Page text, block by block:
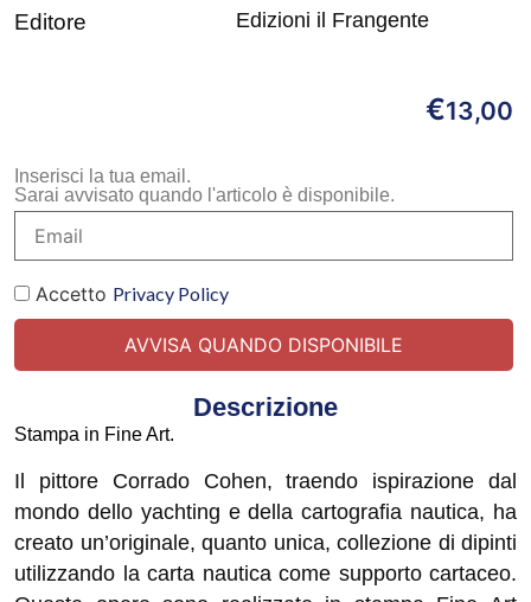
Editore Edizioni il Frangente
€13,00
Inserisci la tua email.
Sarai avvisato quando l'articolo è disponibile.
Accetto Privacy Policy
Descrizione
Stampa in Fine Art.
Il pittore Corrado Cohen, traendo ispirazione dal
mondo dello yachting e della cartografia nautica, ha
creato un’originale, quanto unica, collezione di dipinti
utilizzando la carta nautica come supporto cartaceo.